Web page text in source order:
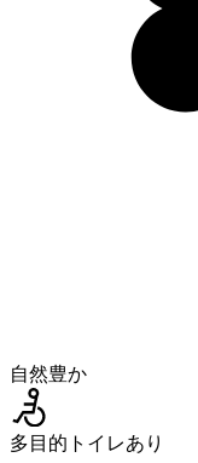
自然豊か
多目的トイレあり